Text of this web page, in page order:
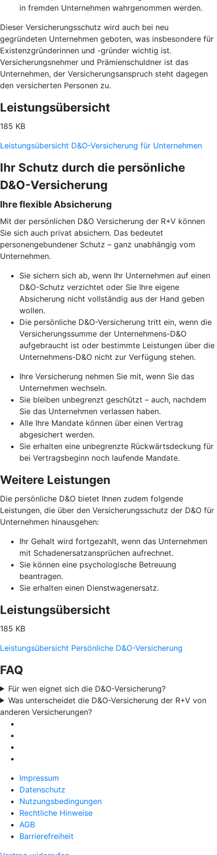
in fremden Unternehmen wahrgenommen werden.
Dieser Versicherungsschutz wird auch bei neu
gegründeten Unternehmen geboten, was insbesondere für
Existenzgründerinnen und -gründer wichtig ist.
Versicherungsnehmer und Prämienschuldner ist das
Unternehmen, der Versicherungsanspruch steht dagegen
den versicherten Personen zu.
Leistungsübersicht
185 KB
Leistungsübersicht D&O-Versicherung für Unternehmen
Ihr Schutz durch die persönliche
D&O-Versicherung
Ihre flexible Absicherung
Mit der persönlichen D&O Versicherung der R+V können
Sie sich auch privat absichern. Das bedeutet
personengebundener Schutz – ganz unabhängig vom
Unternehmen.
Sie sichern sich ab, wenn Ihr Unternehmen auf einen
D&O-Schutz verzichtet oder Sie Ihre eigene
Absicherung nicht vollständig aus der Hand geben
wollen.
Die persönliche D&O-Versicherung tritt ein, wenn die
Versicherungssumme der Unternehmens-D&O
aufgebraucht ist oder bestimmte Leistungen über die
Unternehmens-D&O nicht zur Verfügung stehen.
Ihre Versicherung nehmen Sie mit, wenn Sie das
Unternehmen wechseln.
Sie bleiben unbegrenzt geschützt – auch, nachdem
Sie das Unternehmen verlassen haben.
Alle Ihre Mandate können über einen Vertrag
abgesichert werden.
Sie erhalten eine unbegrenzte Rückwärtsdeckung für
bei Vertragsbeginn noch laufende Mandate.
Weitere Leistungen
Die persönliche D&O bietet Ihnen zudem folgende
Leistungen, die über den Versicherungsschutz der D&O für
Unternehmen hinausgehen:
Ihr Gehalt wird fortgezahlt, wenn das Unternehmen
mit Schadenersatzansprüchen aufrechnet.
Sie können eine psychologische Betreuung
beantragen.
Sie erhalten einen Dienstwagenersatz.
Leistungsübersicht
185 KB
Leistungsübersicht Persönliche D&O-Versicherung
FAQ
Für wen eignet sich die D&O-Versicherung?
Was unterscheidet die D&O-Versicherung der R+V von
anderen Versicherungen?
Impressum
Datenschutz
Nutzungsbedingungen
Rechtliche Hinweise
AGB
Barrierefreiheit